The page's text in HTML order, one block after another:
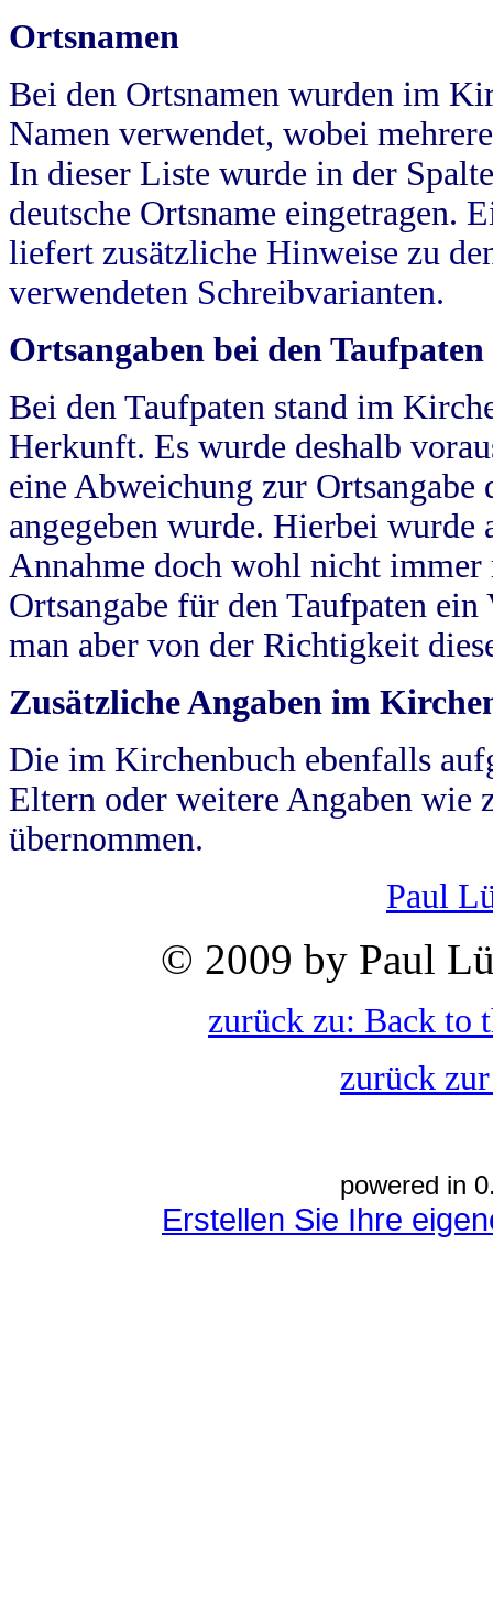
Ortsnamen
Bei den Ortsnamen wurden im
Namen verwendet, wobei
In dieser Liste wurde in der
deutsche Ortsname eingetragen.
liefert zusätzliche Hinweise zu
verwendeten Schreibvarianten.
Ortsangaben bei den Taufpaten
Bei den Taufpaten stand im
Herkunft. Es wurde deshalb
eine Abweichung zur
angegeben wurde. Hierbei wurde
Annahme doch wohl nicht
Ortsangabe für den Taufpaten
man aber von der Richtigkeit
Zusätzliche Angaben im
Die im Kirchenbuch ebenfalls
Eltern oder weitere Angaben wie
übernommen.
Paul
© 2009 by Paul
zurück zu: Back to
zurück
powered in
Erstellen Sie Ihre